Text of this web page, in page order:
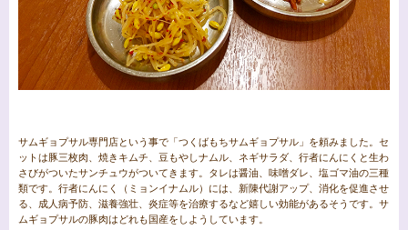
サムギョプサル専門店という事で「つくばもちサムギョプサル」を頼みました。セ
ットは豚三枚肉、焼きキムチ、豆もやしナムル、ネギサラダ、行者にんにくと生わ
さびがついたサンチュウがついてきます。タレは醤油、味噌ダレ、塩ゴマ油の三種
類です。行者にんにく（ミョンイナムル）には、新陳代謝アップ、消化を促進させ
る、成人病予防、滋養強壮、炎症等を治療するなど嬉しい効能があるそうです。サ
ムギョプサルの豚肉はどれも国産をしようしています。